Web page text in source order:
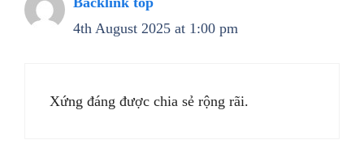
4th August 2025 at 1:00 pm
Xứng đáng được chia sẻ rộng rãi.